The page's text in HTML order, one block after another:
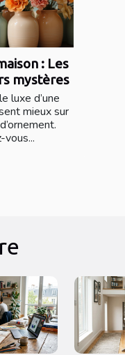
: Les
mystères
luxe d’une
mieux sur
vous...